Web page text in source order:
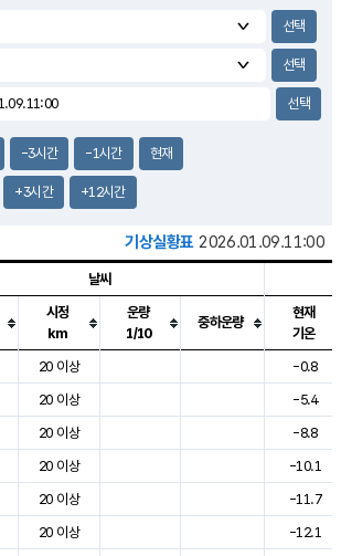
1.9m/s
-3시간 -1시간 현재
+3시간 +12시간
기상실황표 2026.01.09.11:00
점, 날씨, 기온, 강수, 바람, 기압등을 안내한 표입
날씨
시정
km
운량
1/10
중하운량
현재
기온
20 이상
-0.8
20 이상
-5.4
20 이상
-8.8
20 이상
-10.1
20 이상
-11.7
20 이상
-12.1